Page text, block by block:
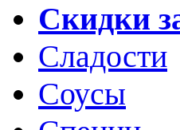
Скидки
Сладости
Соусы